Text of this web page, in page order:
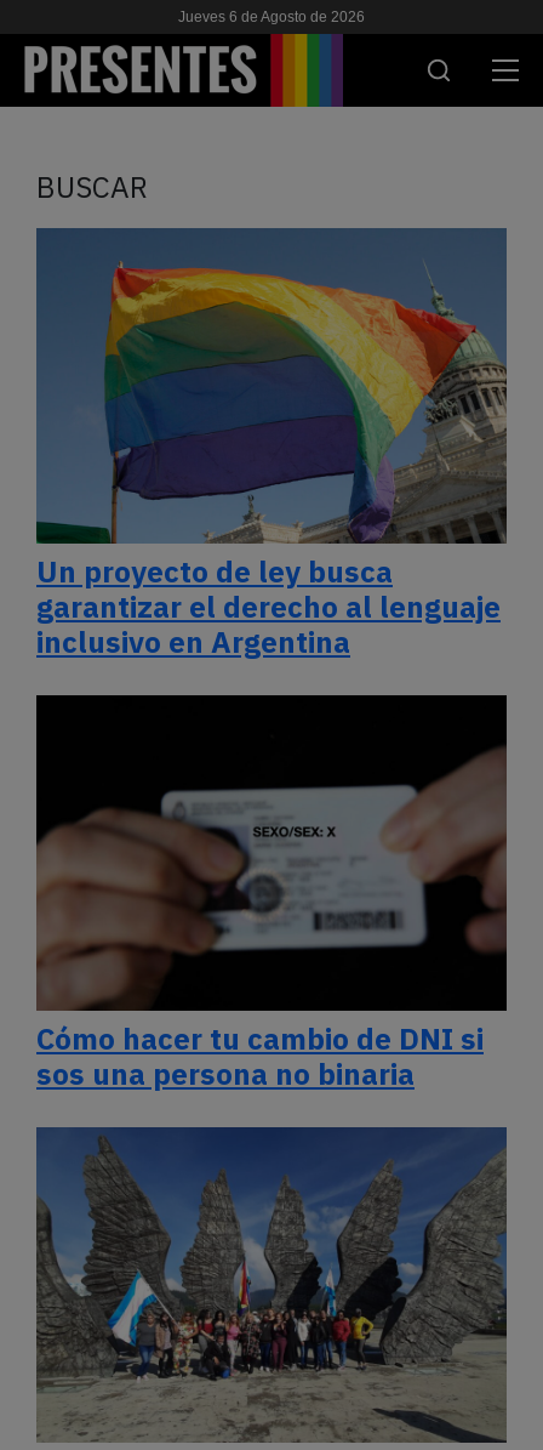
Jueves 6 de Agosto de 2026
VIH & SIDA
ESCUELA
NOSOTRES
ES EN
BUSCAR
Un proyecto de ley busca
garantizar el derecho al lenguaje
inclusivo en Argentina
Cómo hacer tu cambio de DNI si
sos una persona no binaria